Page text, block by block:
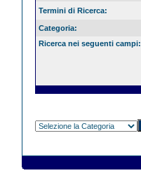
Termini di Ricerca:
Categoria:
Ricerca nei seguenti campi: